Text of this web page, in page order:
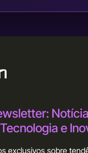
e
exclusivos sobre